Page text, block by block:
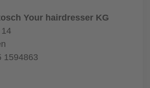
Your hairdresser KG
1594863